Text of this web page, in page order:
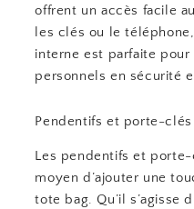
offrent un accès facile
les clés ou le
interne est parfaite
personnels en sécurité
Pendentifs et porte-clés
Les pendentifs et
moyen d’ajouter une
tote bag. Qu’il s’agisse